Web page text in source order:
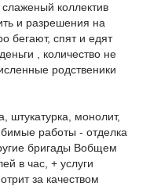
коллектив
и разрешения на
бегают, спят и едят
, количество не
родственики
штукатурка, монолит,
работы - отделка
бригады Вобщем
в час, + услуги
за качеством